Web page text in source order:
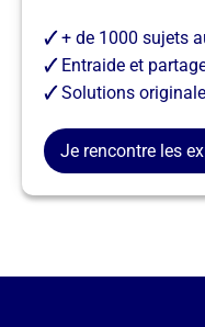
Je rencontre des
🗸+ de 1000 sujets
🗸Entraide et
🗸Solutions
Je rencontre les